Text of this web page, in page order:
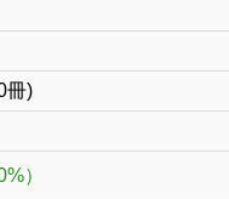
冊)
）